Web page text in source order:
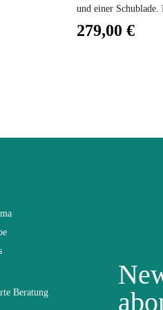
und einer Schublade.
279,00 €
Beratung